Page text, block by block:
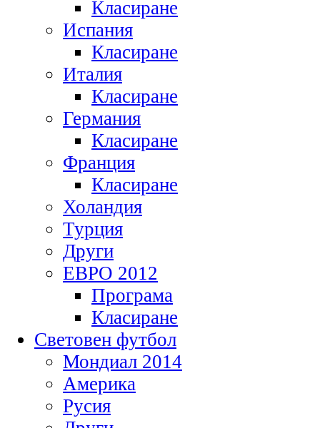
Класиране
Испания
Класиране
Италия
Класиране
Германия
Класиране
Франция
Класиране
Холандия
Турция
Други
ЕВРО 2012
Програма
Класиране
Световен футбол
Мондиал 2014
Америка
Русия